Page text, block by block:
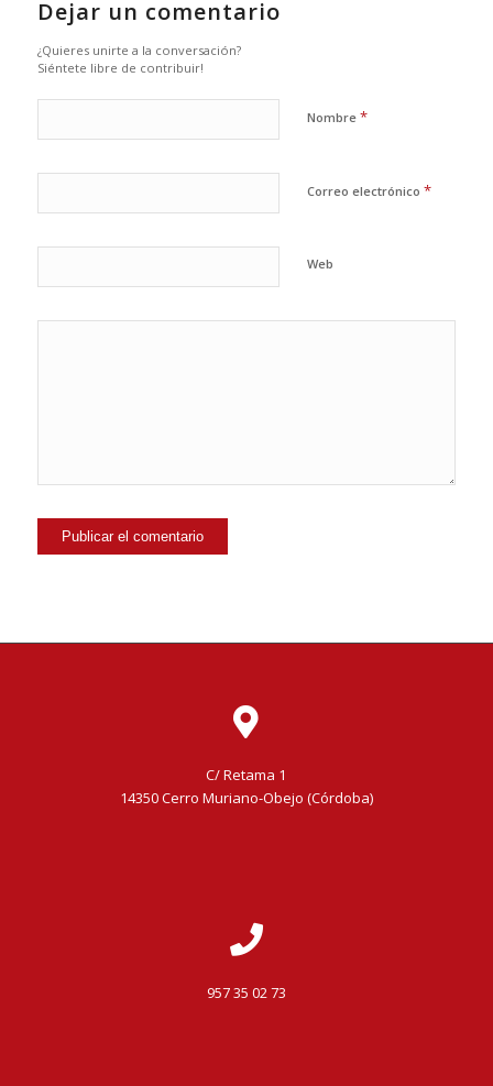
Dejar un comentario
¿Quieres unirte a la conversación?
Siéntete libre de contribuir!
Nombre *
Correo electrónico *
Web
C/ Retama 1
14350 Cerro Muriano-Obejo (Córdoba)
957 35 02 73